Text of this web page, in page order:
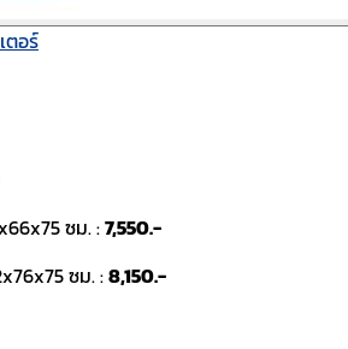
ตอร์
ซม. :7,550.-
ซม. :8,150.-